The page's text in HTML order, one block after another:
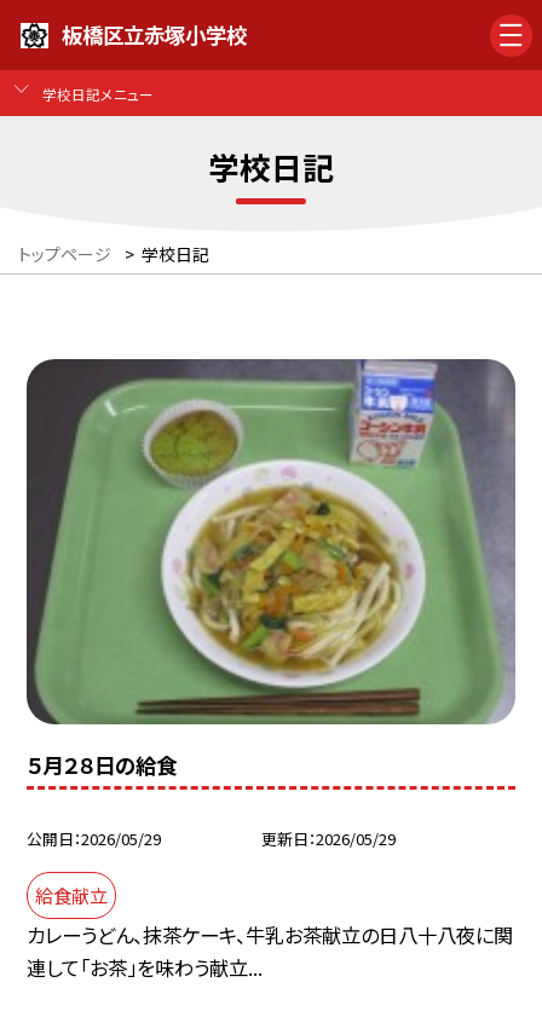
板橋区立赤塚小学校
学校日記メニュー
学校日記
トップページ > 学校日記
５月２８日の給食
公開日 2026/05/29 更新日 2026/05/29
給食献立
カレーうどん、抹茶ケーキ、牛乳お茶献立の日八十八夜に関
連して「お茶」を味わう献立...